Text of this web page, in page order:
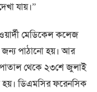
যায়।”
মেডিকেল কলেজ
জন্য পাঠানো হয়। আর
থেকে ২৩শে জুলাই
হয়। ডিএমসির ফরেনসিক